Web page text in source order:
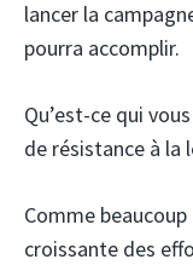
lancer la
pourra accomplir.
Qu’est-ce qui
de résistance à la
Comme beaucoup
croissante des